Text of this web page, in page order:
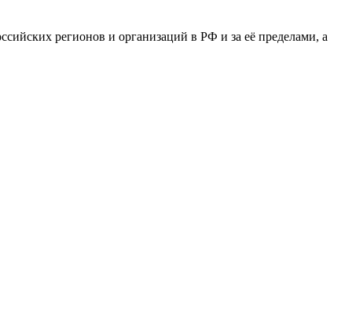
регионов и организаций в РФ и за её пределами, а